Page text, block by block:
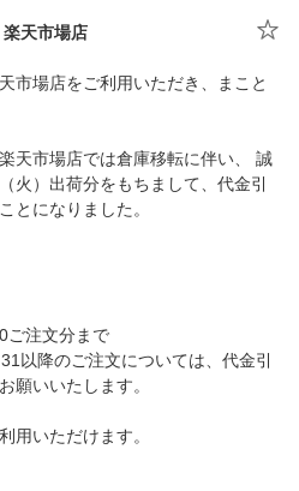
天市場店
市場店をご利用いただき、まこと
天市場店では倉庫移転に伴い、 誠
火）出荷分をもちまして、代金引
とになりました。
ご注文分まで
以降のご注文については、代金引
願いいたします。
用いただけます。